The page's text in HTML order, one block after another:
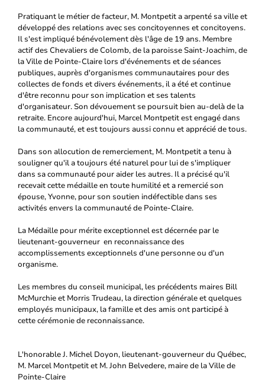
Pratiquant le métier de facteur, M. Montpetit a arpenté sa ville et
développé des relations avec ses concitoyennes et concitoyens.
Il s'est impliqué bénévolement dès l'âge de 19 ans. Membre
actif des Chevaliers de Colomb, de la paroisse Saint-Joachim, de
la Ville de Pointe-Claire lors d'événements et de séances
publiques, auprès d'organismes communautaires pour des
collectes de fonds et divers événements, il a été et continue
d'être reconnu pour son implication et ses talents
d'organisateur. Son dévouement se poursuit bien au-delà de la
retraite. Encore aujourd'hui, Marcel Montpetit est engagé dans
la communauté, et est toujours aussi connu et apprécié de tous.
Dans son allocution de remerciement, M. Montpetit a tenu à
souligner qu'il a toujours été naturel pour lui de s'impliquer
dans sa communauté pour aider les autres. Il a précisé qu'il
recevait cette médaille en toute humilité et a remercié son
épouse, Yvonne, pour son soutien indéfectible dans ses
activités envers la communauté de Pointe-Claire.
La Médaille pour mérite exceptionnel est décernée par le
lieutenant-gouverneur en reconnaissance des
accomplissements exceptionnels d'une personne ou d'un
organisme.
Les membres du conseil municipal, les précédents maires Bill
McMurchie et Morris Trudeau, la direction générale et quelques
employés municipaux, la famille et des amis ont participé à
cette cérémonie de reconnaissance.
L'honorable J. Michel Doyon, lieutenant-gouverneur du Québec,
M. Marcel Montpetit et M. John Belvedere, maire de la Ville de
Pointe-Claire